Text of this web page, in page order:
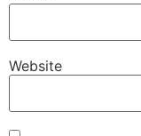
Website